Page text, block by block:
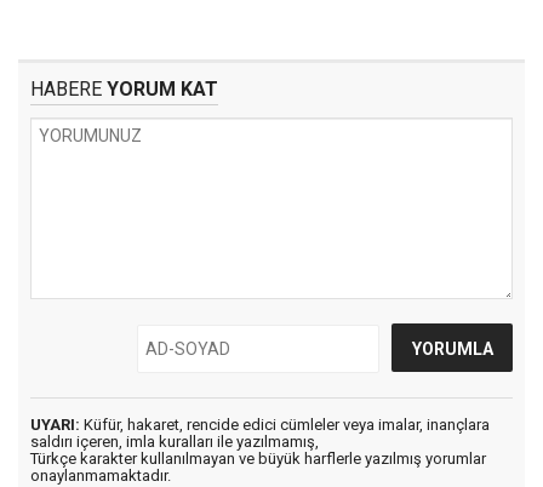
HABERE YORUM KAT
UYARI: Küfür, hakaret, rencide edici cümleler veya imalar, inançlara
saldırı içeren, imla kuralları ile yazılmamış,
Türkçe karakter kullanılmayan ve büyük harflerle yazılmış yorumlar
onaylanmamaktadır.